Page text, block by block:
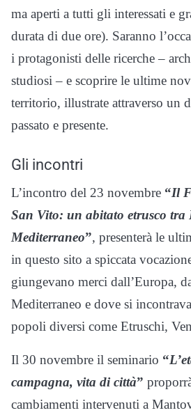
ma aperti a tutti gli interessati e
durata di due ore). Saranno
i protagonisti delle ricerche –
studiosi – e scoprire le ultime
territorio, illustrate attraverso un
passato e presente.
Gli incontri
L’incontro del 23 novembre “Il
San Vito: un abitato etrusco tra
Mediterraneo”, presenterà le
in questo sito a spiccata
giungevano merci dall’Europa,
Mediterraneo e dove si
popoli diversi come Etruschi,
Il 30 novembre il seminario “
campagna, vita di città”
cambiamenti intervenuti a